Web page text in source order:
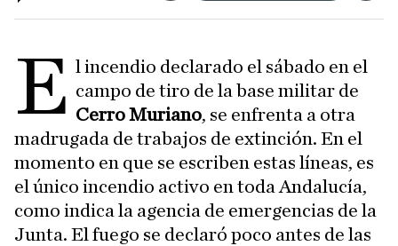
E l incendio declarado el sábado en el
campo de tiro de la base militar de
Cerro Muriano, se enfrenta a otra
madrugada de trabajos de extinción. En el
momento en que se escriben estas líneas, es
el único incendio activo en toda Andalucía,
como indica la agencia de emergencias de la
Junta. El fuego se declaró poco antes de las